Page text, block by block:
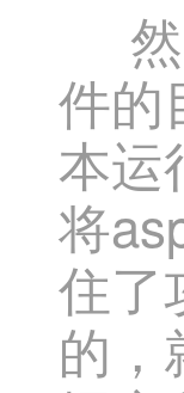
然
件的
本运
将
住了
的，